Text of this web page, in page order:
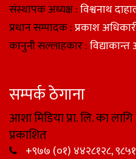
संस्थापक अध्यक्ष :विश्वनाथ
प्रधान सम्पादक :प्रकाश
कानुनी सल्लाहकार :
सम्पर्क ठेगाना
आशा मिडिया प्रा. लि. का
प्रकाशित
+९७७ (०१) ४४२८१२८,